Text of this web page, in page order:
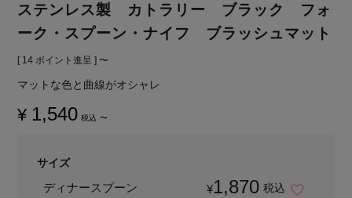
ステンレス製 カトラリー ブラック フォ
ーク・スプーン・ナイフ ブラッシュマット
[ 14 ポイント進呈 ] 〜
マットな色と曲線がオシャレ
¥ 1,540 税込 〜
サイズ
ディナースプーン ¥1,870 税込